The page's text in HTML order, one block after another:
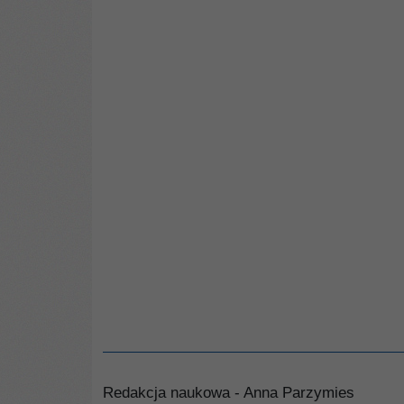
Redakcja naukowa - Anna Parzymies